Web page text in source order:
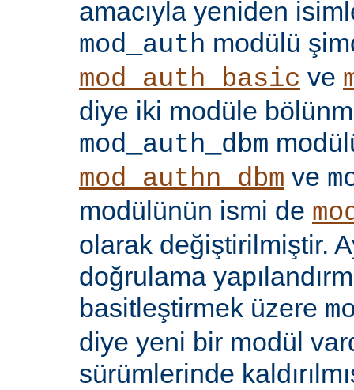
amacıyla yeniden
mod_auth modülü
mod_auth_basic ve
diye iki modüle
mod_auth_dbm
mod_authn_dbm ve
modülünün ismi de
olarak değiştirilmiştir.
doğrulama
basitleştirmek üzere
diye yeni bir modül
sürümlerinde